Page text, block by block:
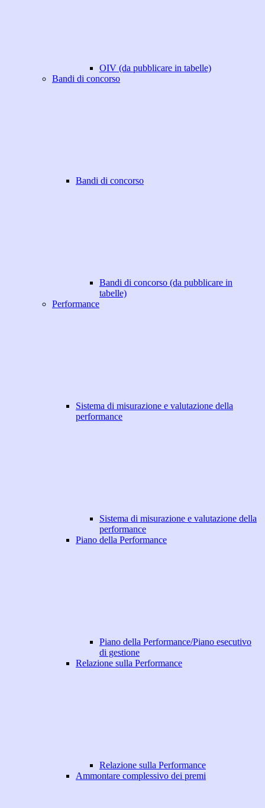
OIV (da pubblicare in tabelle)
Bandi di concorso
Bandi di concorso
Bandi di concorso (da pubblicare in
tabelle)
Performance
Sistema di misurazione e valutazione della
performance
Sistema di misurazione e valutazione della
performance
Piano della Performance
Piano della Performance/Piano esecutivo
di gestione
Relazione sulla Performance
Relazione sulla Performance
Ammontare complessivo dei premi